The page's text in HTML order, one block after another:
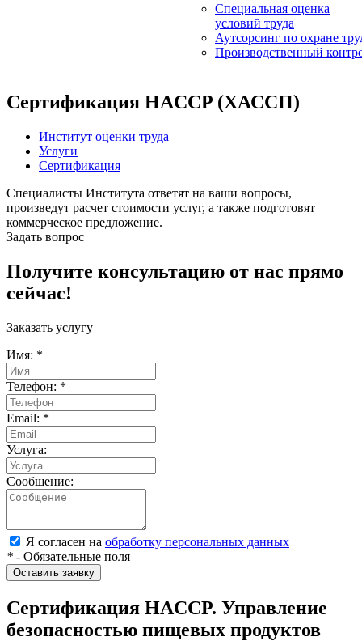
Специальная оценка
условий труда
Аутсорсинг по охране
Производственный
Сертификация HACCP (ХАССП)
Институт оценки труда
Услуги
Сертификация
Специалисты Института ответят на ваши вопросы,
произведут расчет стоимости услуг, а также подготовят
коммерческое предложение.
Задать вопрос
Получите консультацию от нас прямо
сейчас!
Заказать услугу
Имя: *
Телефон: *
Email: *
Услуга:
Сообщение:
Я согласен на обработку персональных данных
* - Обязательные поля
Оставить заявку
Сертификация HACCP. Управление
безопасностью пищевых продуктов